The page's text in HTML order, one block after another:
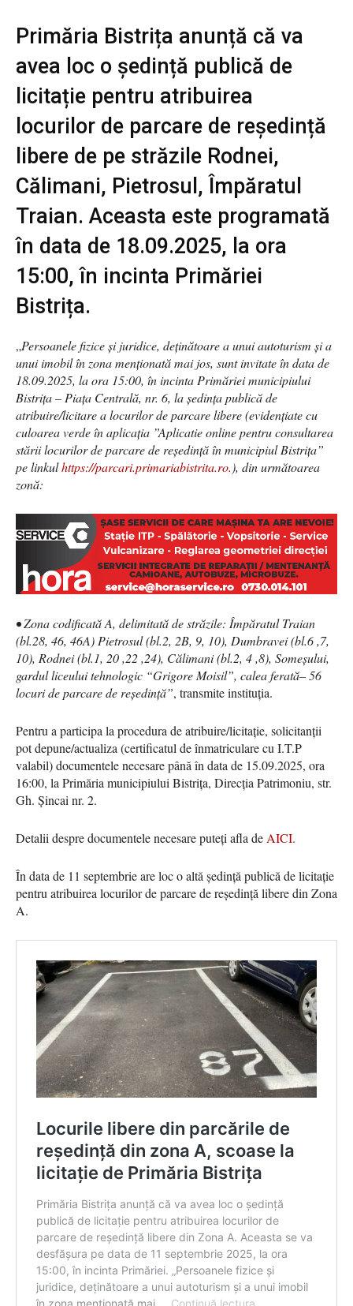
Primăria Bistrița anunță că va
avea loc o ședință publică de
licitație pentru atribuirea
locurilor de parcare de reședință
libere de pe străzile Rodnei,
Călimani, Pietrosul, Împăratul
Traian. Aceasta este programată
în data de 18.09.2025, la ora
15:00, în incinta Primăriei
Bistrița.
„Persoanele fizice şi juridice, deţinătoare a unui autoturism și a
unui imobil în zona menționată mai jos, sunt invitate în data de
18.09.2025, la ora 15:00, în incinta Primăriei municipiului
Bistriţa – Piața Centrală, nr. 6, la ședința publică de
atribuire/licitare a locurilor de parcare libere (evidențiate cu
culoarea verde în aplicația ”Aplicatie online pentru consultarea
stării locurilor de parcare de reședință în municipiul Bistrița”
pe linkulhttps://parcari.primariabistrita.ro.), din următoarea
zonă:
• Zona codificată A, delimitată de străzile: Împăratul Traian
(bl.28, 46, 46A) Pietrosul (bl.2, 2B, 9, 10), Dumbravei (bl.6 ,7,
10), Rodnei (bl.1, 20 ,22 ,24), Călimani (bl.2, 4 ,8), Someșului,
gardul liceului tehnologic “Grigore Moisil”, calea ferată– 56
locuri de parcare de reședință”, transmite instituția.
Pentru a participa la procedura de atribuire/licitaţie, solicitanții
pot depune/actualiza (certificatul de înmatriculare cu I.T.P
valabil) documentele necesare până în data de 15.09.2025, ora
16:00, la Primăria municipiului Bistriţa, Direcţia Patrimoniu, str.
Gh. Şincai nr. 2.
Detalii despre documentele necesare puteți afla deAICI.
În data de 11 septembrie are loc o altă ședință publică de licitație
pentru atribuirea locurilor de parcare de reședință libere din Zona
A.